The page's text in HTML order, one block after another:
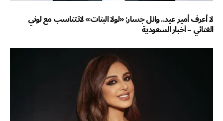
لا أعرف أمير عيد.. وائل جسار: «لولا البنات» لاتتناسب مع لوني
الغنائي – أخبار السعودية